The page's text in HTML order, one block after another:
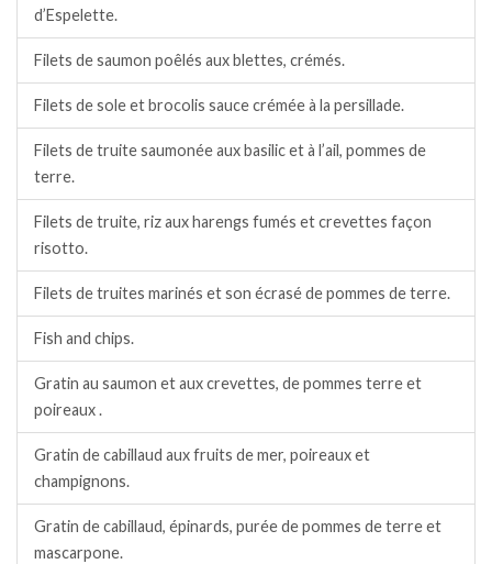
d’Espelette.
Filets de saumon poêlés aux blettes, crémés.
Filets de sole et brocolis sauce crémée à la persillade.
Filets de truite saumonée aux basilic et à l’ail, pommes de
terre.
Filets de truite, riz aux harengs fumés et crevettes façon
risotto.
Filets de truites marinés et son écrasé de pommes de terre.
Fish and chips.
Gratin au saumon et aux crevettes, de pommes terre et
poireaux .
Gratin de cabillaud aux fruits de mer, poireaux et
champignons.
Gratin de cabillaud, épinards, purée de pommes de terre et
mascarpone.